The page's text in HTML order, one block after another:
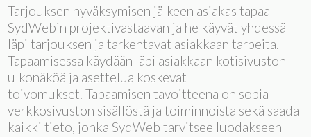
Tarjouksen hyväksymisen jälkeen asiakas tapaa
SydWebin projektivastaavan ja he käyvät yhdessä
läpi tarjouksen ja tarkentavat asiakkaan tarpeita.
Tapaamisessa käydään läpi asiakkaan kotisivuston
ulkonäköä ja asettelua koskevat
toivomukset. Tapaamisen tavoitteena on sopia
verkkosivuston sisällöstä ja toiminnoista sekä saada
kaikki tieto, jonka SydWeb tarvitsee luodakseen